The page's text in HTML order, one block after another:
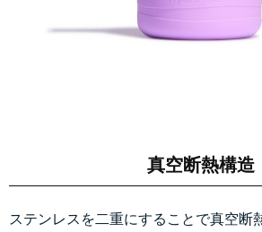
真空断熱構造
ステンレスを二重にすることで真空断